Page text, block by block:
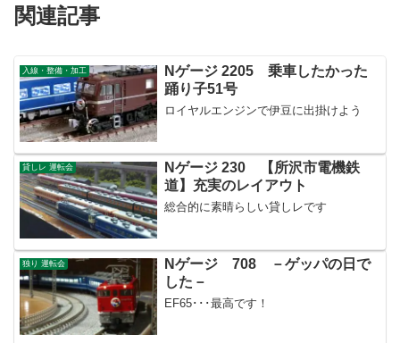
関連記事
入線・整備・加工
Nゲージ 2205 乗車したかった
踊り子51号
ロイヤルエンジンで伊豆に出掛けよう
貸しレ 運転会
Nゲージ 230 【所沢市電機鉄
道】充実のレイアウト
総合的に素晴らしい貸しレです
独り 運転会
Nゲージ 708 －ゲッパの日で
した－
EF65･･･最高です！